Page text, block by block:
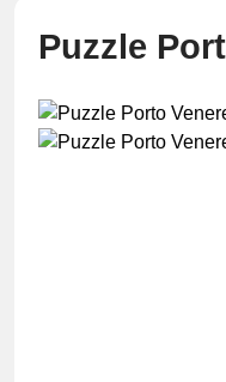
Puzzle